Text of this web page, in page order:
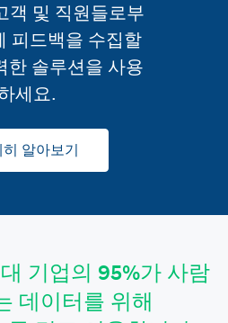
객 및 직원들로부
피드백을 수집할
한 솔루션을 사용
세요.
히 알아보기
기업의 95%가 사람
데이터를 위해